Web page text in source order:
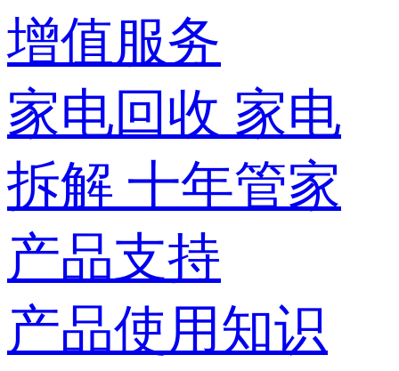
增值服务
家电回收 家电
拆解 十年管家
产品支持
产品使用知识